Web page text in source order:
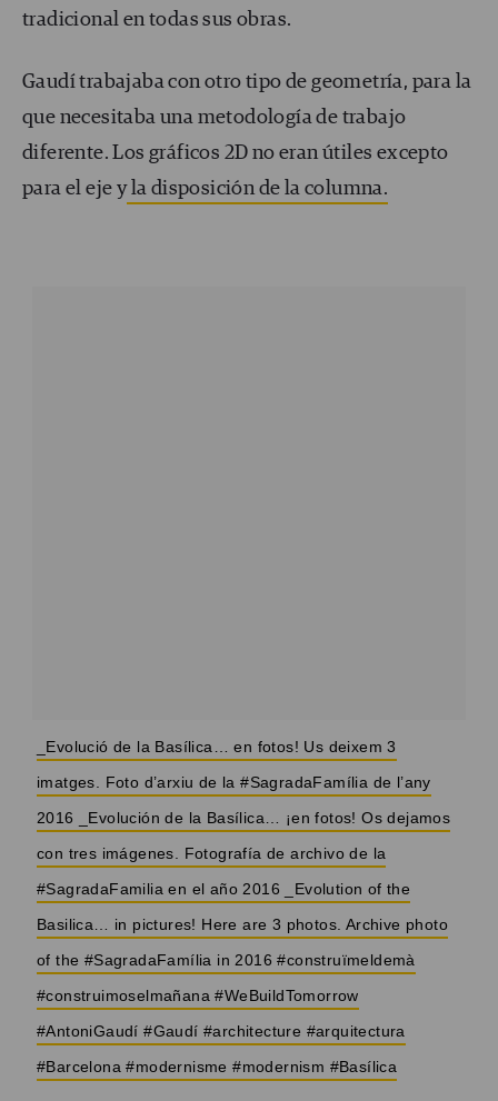
tradicional en todas sus obras.
Gaudí trabajaba con otro tipo de geometría, para la
que necesitaba una metodología de trabajo
diferente. Los gráficos 2D no eran útiles excepto
para el eje yla disposición de la columna.
_Evolució de la Basílica… en fotos! Us deixem 3
imatges. Foto d’arxiu de la #SagradaFamília de l’any
2016 _Evolución de la Basílica… ¡en fotos! Os dejamos
con tres imágenes. Fotografía de archivo de la
#SagradaFamilia en el año 2016 _Evolution of the
Basilica… in pictures! Here are 3 photos. Archive photo
of the #SagradaFamília in 2016 #construïmeldemà
#construimoselmañana #WeBuildTomorrow
#AntoniGaudí #Gaudí #architecture #arquitectura
#Barcelona #modernisme #modernism #Basílica